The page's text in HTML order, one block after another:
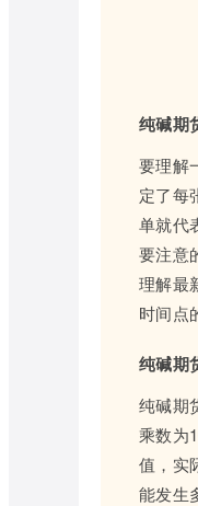
纯碱期
要理解
定了每
单就代
要注意
理解最
时间点
纯碱期
纯碱期
乘数为
值，实
能发生